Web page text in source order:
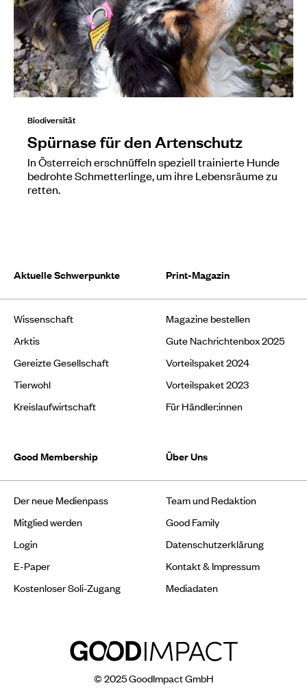
Biodiversität
Spürnase für den Artenschutz
In Österreich erschnüffeln speziell trainierte Hunde
bedrohte Schmetterlinge, um ihre Lebensräume zu
retten.
Aktuelle Schwerpunkte
Wissenschaft
Arktis
Gereizte Gesellschaft
Tierwohl
Kreislaufwirtschaft
Print-Magazin
Magazine bestellen
Gute Nachrichtenbox 2025
Vorteilspaket 2024
Vorteilspaket 2023
Für Händler:innen
Good Membership
Der neue Medienpass
Mitglied werden
Login
E-Paper
Kostenloser Soli-Zugang
Über Uns
Team und Redaktion
Good Family
Datenschutzerklärung
Kontakt & Impressum
Mediadaten
© 2025 GoodImpact GmbH